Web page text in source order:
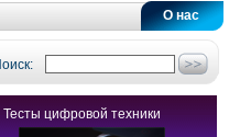
О нас
Тесты цифровой техники